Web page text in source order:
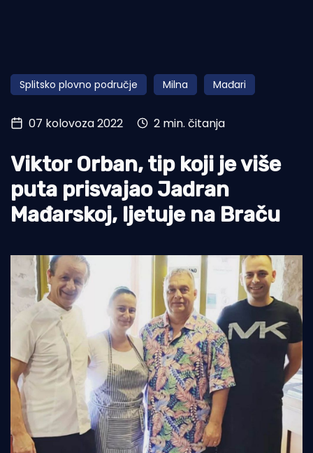
Obala
Otoci
Turizam i nautika
Pomorstvo
Ribolov
Ekologija
Splitsko plovno područje Milna Mađari
07 kolovoza 2022 2 min. čitanja
Viktor Orban, tip koji je više
puta prisvajao Jadran
Mađarskoj, ljetuje na Braču